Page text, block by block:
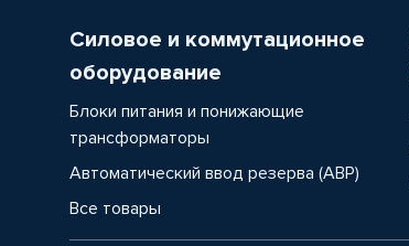
Силовое и коммутационное
оборудование
Блоки питания и понижающие
трансформаторы
Автоматический ввод резерва (АВР)
Все товары